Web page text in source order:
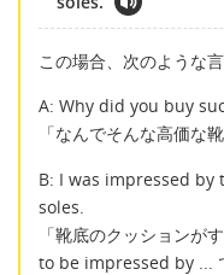
この場合、次のような
A: Why did you buy
「なんでそんな高価な
B: I was impressed
soles.
「靴底のクッションが
to be impressed by ...